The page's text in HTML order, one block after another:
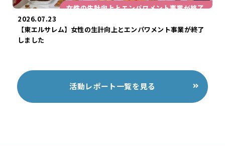
2026.07.23
【東エルサレム】女性の生計向上とエンパワメント事業が終了
しました
活動レポート一覧を見る